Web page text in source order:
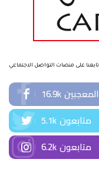
تابعنا على منصات التواصل الاجتماعي
16.9kالمعجبين
5.1kمتابعون
6.2kمتابعون